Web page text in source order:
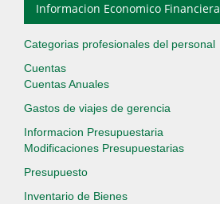
Informacion Economico Financiera
Categorias profesionales del personal
Cuentas
Cuentas Anuales
Gastos de viajes de gerencia
Informacion Presupuestaria
Modificaciones Presupuestarias
Presupuesto
Inventario de Bienes